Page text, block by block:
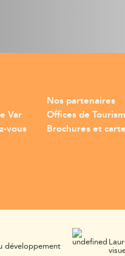
Var
vous
Nos partenaires
Offices de
Brochures et
développement